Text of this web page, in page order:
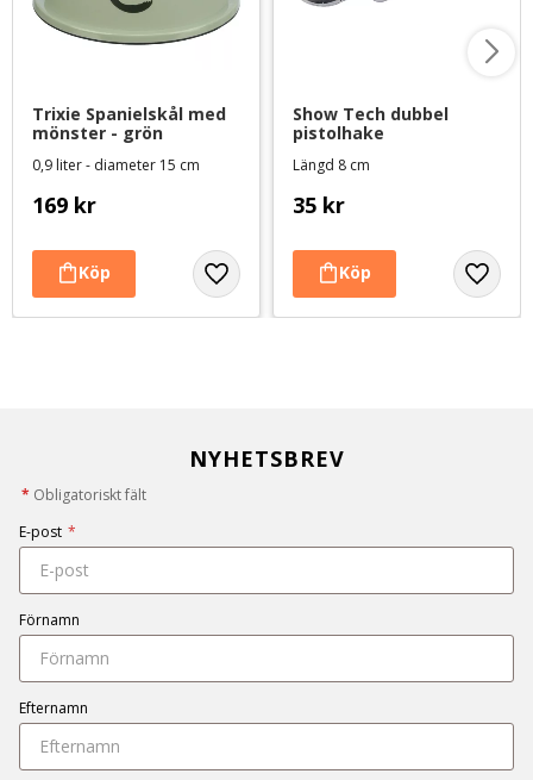
Trixie Spanielskål med
mönster - grön
0,9 liter - diameter 15 cm
169 kr
Show Tech dubbel
pistolhake
Längd 8 cm
35 kr
NYHETSBREV
* Obligatoriskt fält
E-post *
Förnamn
Efternamn